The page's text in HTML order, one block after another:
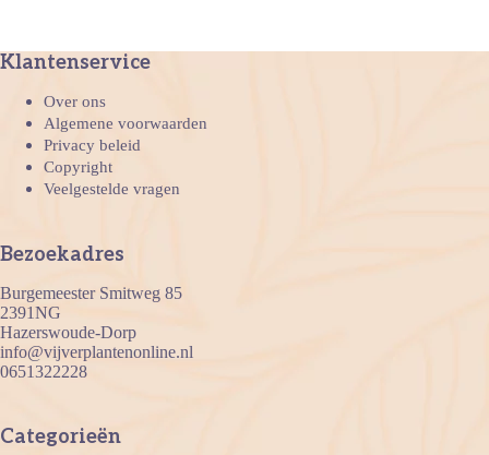
Klantenservice
Over ons
Algemene voorwaarden
Privacy beleid
Copyright
Veelgestelde vragen
Bezoekadres
Burgemeester Smitweg 85
2391NG
Hazerswoude-Dorp
info@vijverplantenonline.nl
0651322228
Categorieën